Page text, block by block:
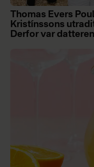
Thomas Evers
Kristínssons
Derfor var